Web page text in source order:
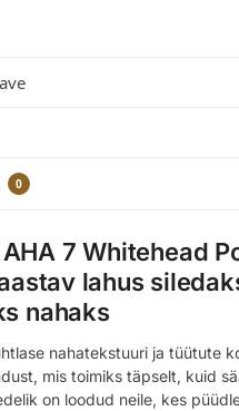
0
AHA 7 Whitehead
lahus
nahaks
nahatekstuuri ja tüütute
mis toimiks täpselt, kuid
on loodud neile, kes